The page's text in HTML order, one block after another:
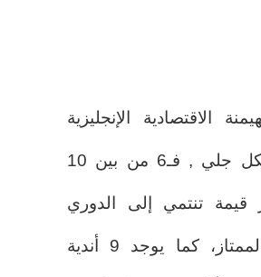
الاقتصادية الإنجليزية
واضحة بشكل جلي , فـ6 من بين 10
قيمة تنتمي إلى الدوري
الإنجليزي الممتاز، كما يوجد 9 أندية